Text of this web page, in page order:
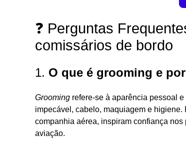
❓ Perguntas
comissários de bordo
1. O que é grooming e
Grooming refere-se à aparência pessoal
impecável, cabelo, maquiagem e
companhia aérea, inspiram confiança
aviação.